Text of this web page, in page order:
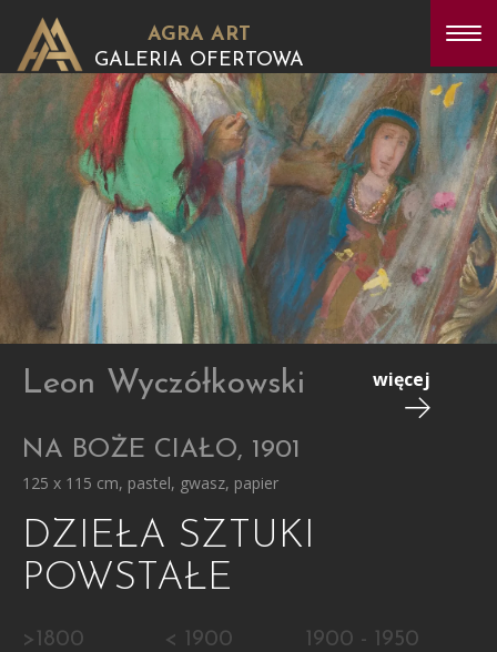
AGRA ART
GALERIA OFERTOWA
Leon Wyczółkowski
NA BOŻE CIAŁO, 1901
125 x 115 cm, pastel, gwasz, papier
więcej
DZIEŁA SZTUKI
POWSTAŁE
>1800 < 1900
1900 - 1950